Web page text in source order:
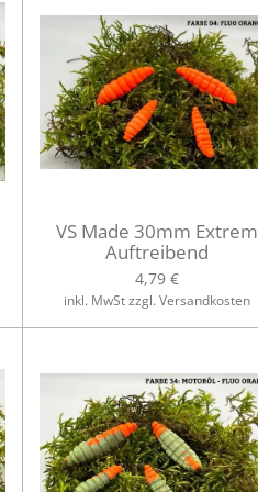
VS Made 30mm Extrem
Auftreibend
4,79 €
inkl. MwSt zzgl. Versandkosten